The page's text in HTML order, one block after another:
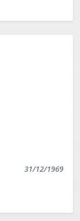
31/12/1969